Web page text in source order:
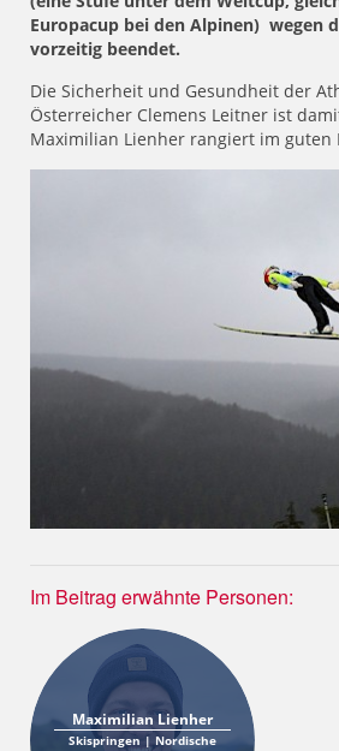
Europacup bei den Alpinen) wegen
vorzeitig beendet.
Die Sicherheit und Gesundheit der
Österreicher Clemens Leitner ist
Maximilian Lienher rangiert im guten
Im Beitrag erwähnte Personen:
Maximilian Lienher
Skispringen | Nordische